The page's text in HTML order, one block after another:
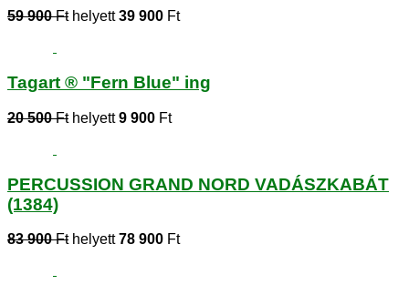
59 900 Fthelyett39 900 Ft
Tagart ® "Fern Blue" ing
20 500 Fthelyett9 900 Ft
PERCUSSION GRAND NORD VADÁSZKABÁT
(1384)
83 900 Fthelyett78 900 Ft